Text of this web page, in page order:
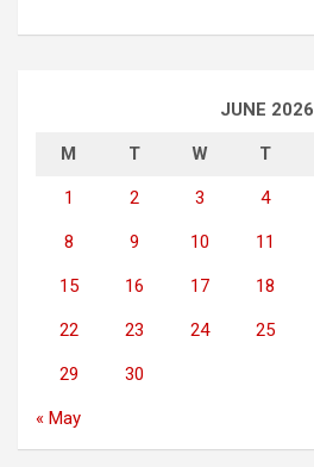
JUNE 2026
M T W T
1 2 3 4
8 9 10 11
15 16 17 18
22 23 24 25
29 30
« May